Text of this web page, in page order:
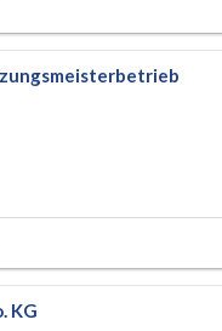
KG